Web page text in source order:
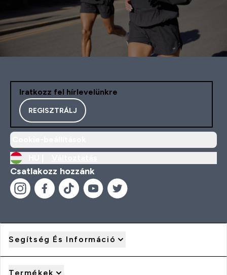
Iratkozz fel hírlevelünkre
REGISZTRÁLJ
Csatlakozz hozzánk
Segítség És Információ
Termékek